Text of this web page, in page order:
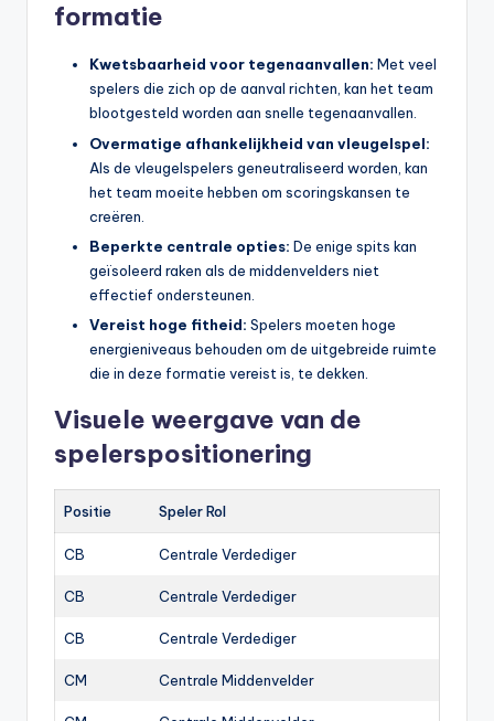
formatie
Kwetsbaarheid voor tegenaanvallen: Met veel
spelers die zich op de aanval richten, kan het team
blootgesteld worden aan snelle tegenaanvallen.
Overmatige afhankelijkheid van vleugelspel:
Als de vleugelspelers geneutraliseerd worden, kan
het team moeite hebben om scoringskansen te
creëren.
Beperkte centrale opties: De enige spits kan
geïsoleerd raken als de middenvelders niet
effectief ondersteunen.
Vereist hoge fitheid: Spelers moeten hoge
energieniveaus behouden om de uitgebreide ruimte
die in deze formatie vereist is, te dekken.
Visuele weergave van de
spelerspositionering
Positie Speler Rol
CB Centrale Verdediger
CB Centrale Verdediger
CB Centrale Verdediger
CM Centrale Middenvelder